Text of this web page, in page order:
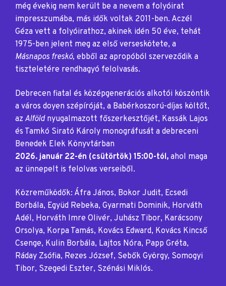
még évekig nem került be a nevem a folyóirat
impresszumába, más idők voltak 2011-ben. Aczél
Géza vett a folyóirathoz, akinek idén 50 éve, tehát
1975-ben jelent meg az első verseskötete, a
Másnapos freskó, ebből az apropóból szerveződik a
tiszteletére rendhagyó felolvasás.
Debrecen fiatal és középgenerációs alkotói köszöntik
a város doyen szépíróját, a Babérkoszorú-díjas költőt,
az Alföld nyugalmazott főszerkesztőjét, Kassák Lajos
és Tamkó Sirató Károly monográfusát a debreceni
Benedek Elek Könyvtárban
2026. január 22-én (csütörtök) 15:00-tól, ahol maga
az ünnepelt is felolvas verseiből.
Közreműködők: Áfra János, Bokor Judit, Ecsedi
Borbála, Együd Rebeka, Gyarmati Dominik, Horváth
Adél, Horváth Imre Olivér, Juhász Tibor, Karácsony
Orsolya, Korpa Tamás, Kovács Edward, Kovács Kincső
Csenge, Kulin Borbála, Lajtos Nóra, Papp Gréta,
Ráday Zsófia, Rezes József, Sebők György, Somogyi
Tibor, Szegedi Eszter, Szénási Miklós.